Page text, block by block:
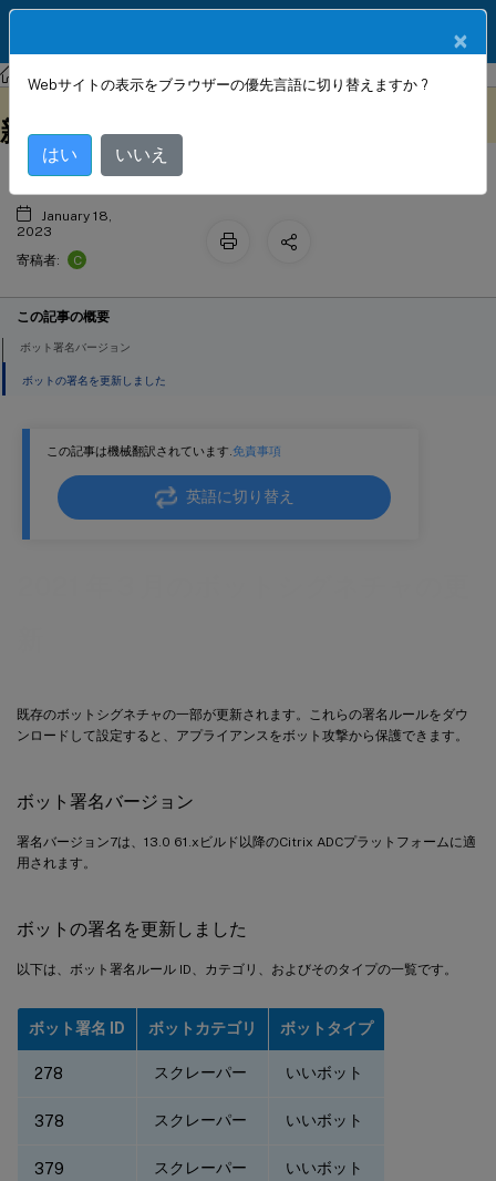
NetScaler NetScaler 14.1 ボット署名アラート記事
この記事は機械翻訳されています.免責事項
英語に切り替え
既存のボットシグネチャの一部が更新されます。これらの署名ルールをダウ
ンロードして設定すると、アプライアンスをボット攻撃から保護できます。
ボット署名バージョン
署名バージョン7は、13.0 61.xビルド以降のCitrix ADCプラットフォームに適
用されます。
ボットの署名を更新しました
以下は、ボット署名ルール ID、カテゴリ、およびそのタイプの一覧です。
ボット署名 ID ボットカテゴリ ボットタイプ
278 スクレーパー いいボット
378 スクレーパー いいボット
379 スクレーパー いいボット
2021 年 3 月のボットシグネチャの更
新
January 18,
2023
寄稿者:
C
この記事の概要
ボット署名バージョン
ボットの署名を更新しました
×
Webサイトの表示をブラウザーの優先言語に切り替えますか ?
はい いいえ